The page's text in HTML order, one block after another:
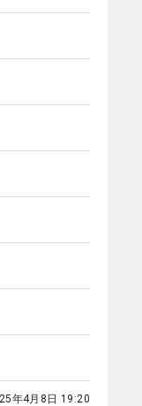
年4月8日 19:20